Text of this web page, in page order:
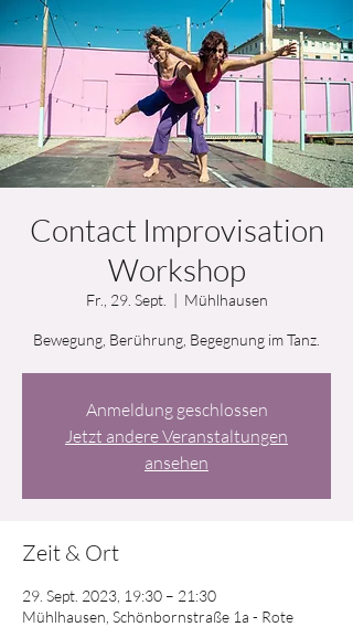
Contact Improvisation
Workshop
Fr., 29. Sept.
  |
Mühlhausen
Bewegung, Berührung, Begegnung im Tanz.
Anmeldung geschlossen
Jetzt andere Veranstaltungen
ansehen
Zeit & Ort
29. Sept. 2023, 19:30 – 21:30
Mühlhausen, Schönbornstraße 1a - Rote